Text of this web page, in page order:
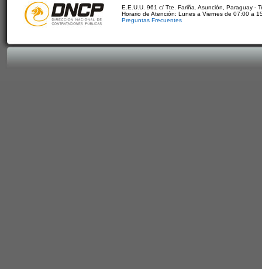
E.E.U.U. 961 c/ Tte. Fariña. Asunción, Paraguay -
Horario de Atención: Lunes a Viernes de 07:00 a
Preguntas Frecuentes